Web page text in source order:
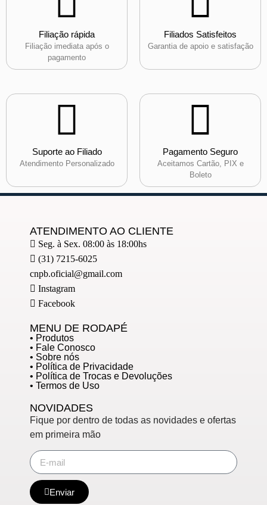
Filiação rápida
Filiação imediata após o
pagamento
Filiados Satisfeitos
Garantia de apoio e satisfação
Suporte ao Filiado
Atendimento Personalizado
Pagamento Seguro
Aceitamos Cartão, PIX e
Boleto
ATENDIMENTO AO CLIENTE
Seg. à Sex. 08:00 às 18:00hs
(31) 7215-6025
cnpb.oficial@gmail.com
Instagram
Facebook
MENU DE RODAPÉ
• Produtos
• Fale Conosco
• Sobre nós
• Política de Privacidade
• Política de Trocas e Devoluções
• Termos de Uso
NOVIDADES
Fique por dentro de todas as novidades e ofertas
em primeira mão
Enviar